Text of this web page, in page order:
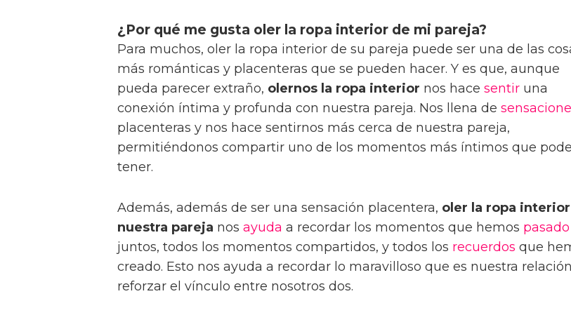
¿Por qué me gusta oler la ropa interior de mi pareja?
Para muchos, oler la ropa interior de su pareja puede ser una de las
más románticas y placenteras que se pueden hacer. Y es que, aunque
pueda parecer extraño, olernos la ropa interior nos hace sentir una
conexión íntima y profunda con nuestra pareja. Nos llena de
placenteras y nos hace sentirnos más cerca de nuestra pareja,
permitiéndonos compartir uno de los momentos más íntimos que
tener.
Además, además de ser una sensación placentera, oler la ropa
nuestra pareja nos ayuda a recordar los momentos que hemos pasado
juntos, todos los momentos compartidos, y todos los recuerdos que
creado. Esto nos ayuda a recordar lo maravilloso que es nuestra
reforzar el vínculo entre nosotros dos.